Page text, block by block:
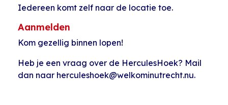
Iedereen komt zelf naar de locatie toe.
Aanmelden
Kom gezellig binnen lopen!
Heb je een vraag over de HerculesHoek? Mail
dan naar herculeshoek@welkominutrecht.nu.